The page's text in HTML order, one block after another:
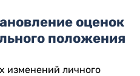
оценок
положения
изменений личного